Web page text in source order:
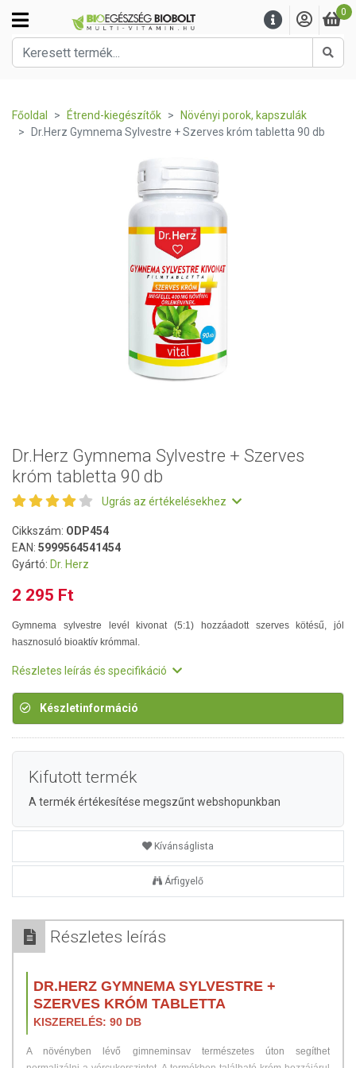
0
Főoldal Étrend-kiegészítők
Növényi porok, kapszulák
Dr.Herz Gymnema Sylvestre + Szerves króm tabletta 90 db
Dr.Herz Gymnema Sylvestre + Szerves
króm tabletta 90 db
Ugrás az értékelésekhez
Cikkszám: ODP454
EAN: 5999564541454
Gyártó: Dr. Herz
2 295 Ft
Gymnema sylvestre levél kivonat (5:1) hozzáadott szerves kötésű, jól
hasznosuló bioaktív krómmal.
Részletes leírás és specifikáció
Készletinformáció
Kifutott termék
A termék értékesítése megszűnt webshopunkban
Kívánságlista
Árfigyelő
Részletes leírás
DR.HERZ GYMNEMA SYLVESTRE +
SZERVES KRÓM TABLETTA
KISZERELÉS: 90 DB
A növényben lévő gimneminsav természetes úton segíthet